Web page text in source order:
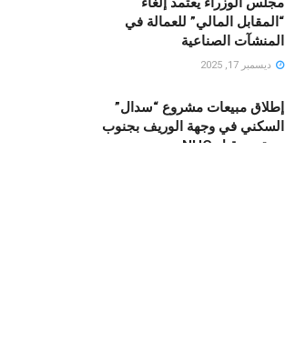
“المقابل المالي” للعمالة في
المنشآت الصناعية
ديسمبر 17, 2025
إطلاق مبيعات مشروع “سدال”
السكني في وجهة الوريف بجنوب
جدة من قبل NHC